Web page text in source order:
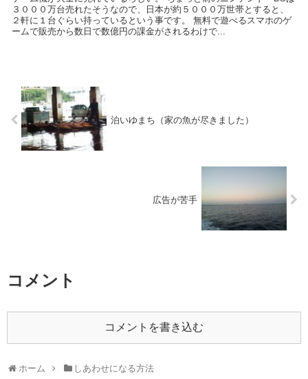
３０００万台売れたそうなので、日本が約５０００万世帯とすると、
２軒に１台ぐらい持っているという事です。 無料で遊べるスマホのゲ
ームで販売から数日で数億円の課金がされるわけで...
泊いゆまち（家の魚が尽きました）
広告が苦手
コメント
コメントを書き込む
ホーム しあわせになる方法